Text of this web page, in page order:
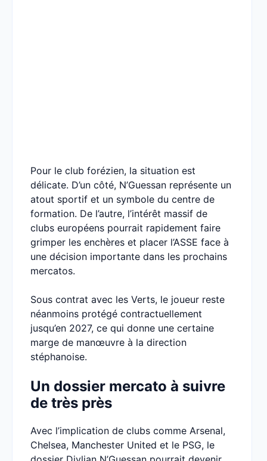
Pour le club forézien, la situation est
délicate. D’un côté, N’Guessan représente un
atout sportif et un symbole du centre de
formation. De l’autre, l’intérêt massif de
clubs européens pourrait rapidement faire
grimper les enchères et placer l’ASSE face à
une décision importante dans les prochains
mercatos.
Sous contrat avec les Verts, le joueur reste
néanmoins protégé contractuellement
jusqu’en 2027, ce qui donne une certaine
marge de manœuvre à la direction
stéphanoise.
Un dossier mercato à suivre
de très près
Avec l’implication de clubs comme Arsenal,
Chelsea, Manchester United et le PSG, le